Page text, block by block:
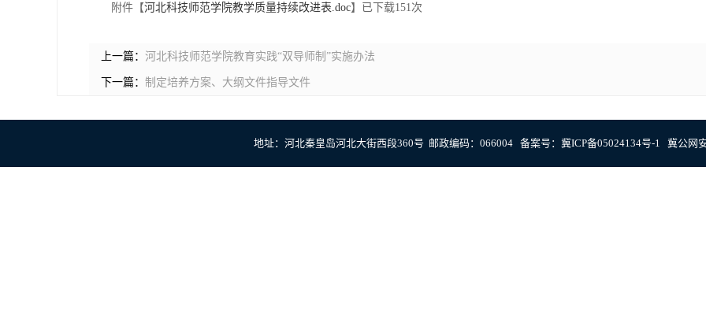
附件【河北科技师范学院教学质量持续改进表.doc】已下载151次
上一篇： 河北科技师范学院教育实践“双导师制”实施办法
下一篇： 制定培养方案、大纲文件指导文件
地址：河北秦皇岛河北大街西段360号 邮政编码：066004 备案号： 冀ICP备05024134号-1 冀公网